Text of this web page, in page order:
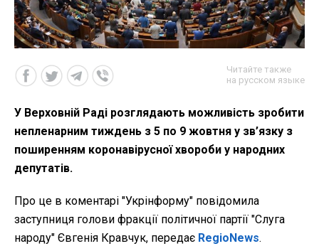
Читайте также
на русском языке
У Верховній Раді розглядають можливість зробити
непленарним тиждень з 5 по 9 жовтня у зв’язку з
поширенням коронавірусної хвороби у народних
депутатів.
Про це в коментарі "Укрінформу" повідомила
заступниця голови фракції політичної партії "Слуга
народу" Євгенія Кравчук, передає RegioNews.